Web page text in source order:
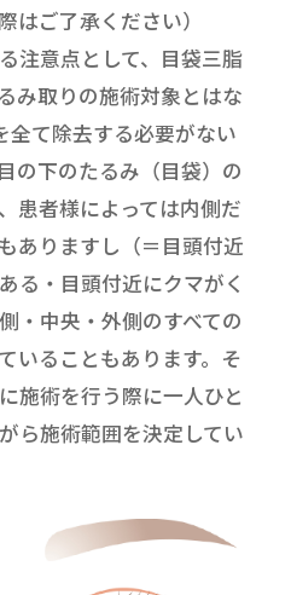
はご了承ください）
注意点として、目袋三脂
み取りの施術対象とはな
全て除去する必要がない
の下のたるみ（目袋）の
患者様によっては内側だ
ありますし（＝目頭付近
る・目頭付近にクマがく
・中央・外側のすべての
いることもあります。そ
施術を行う際に一人ひと
ら施術範囲を決定してい